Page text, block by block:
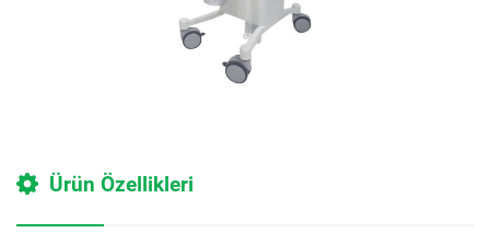
Ürün Özellikleri